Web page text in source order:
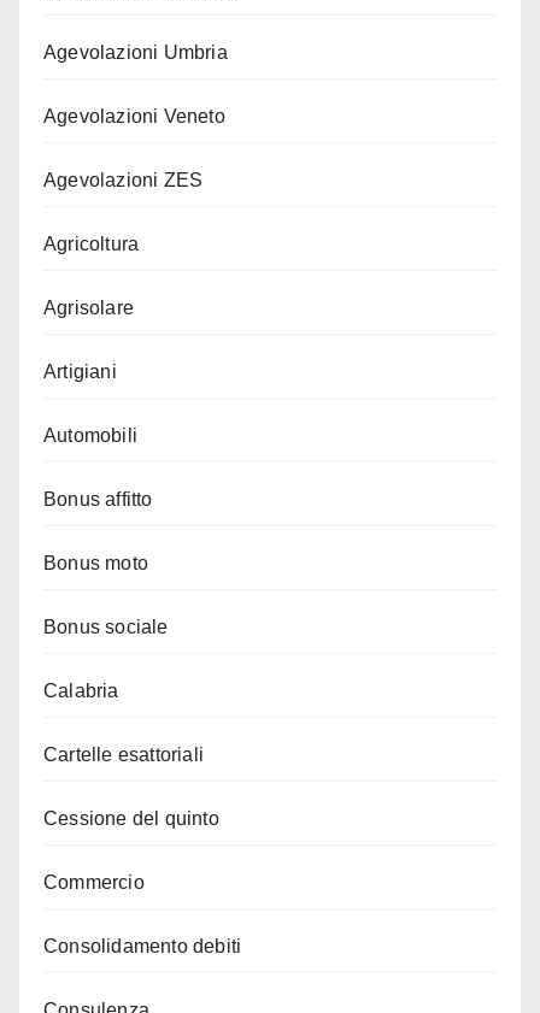
Agevolazioni Umbria
Agevolazioni Veneto
Agevolazioni ZES
Agricoltura
Agrisolare
Artigiani
Automobili
Bonus affitto
Bonus moto
Bonus sociale
Calabria
Cartelle esattoriali
Cessione del quinto
Commercio
Consolidamento debiti